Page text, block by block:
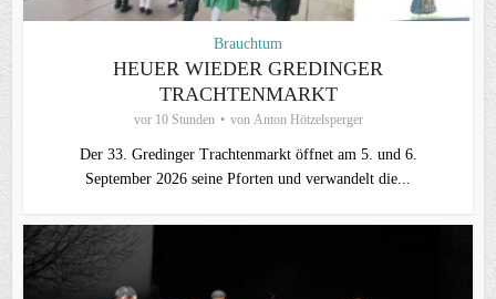
Brauchtum
HEUER WIEDER GREDINGER
TRACHTENMARKT
vor 10 Stunden von Anton Hötzelsperger
Der 33. Gredinger Trachtenmarkt öffnet am 5. und 6.
September 2026 seine Pforten und verwandelt die...